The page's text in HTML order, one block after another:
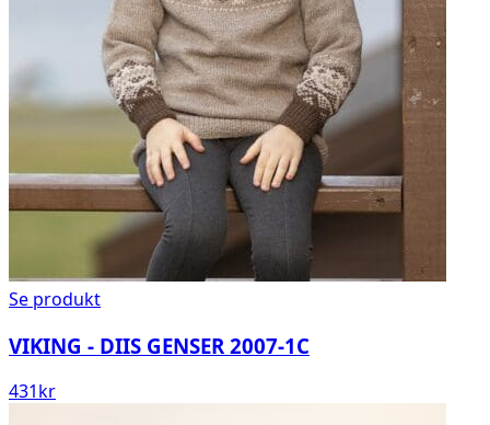
Se produkt
VIKING - DIIS GENSER 2007-1C
431kr